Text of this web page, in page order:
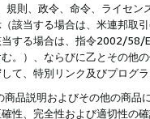
規則、政令、命令、ライセ
該当する場合は、米連邦取
する場合は、指令2002/58/
。）、ならびに乙とその他
て、特別リンク及びプログ
品説明およびその他の商
性、完全性および適切性の